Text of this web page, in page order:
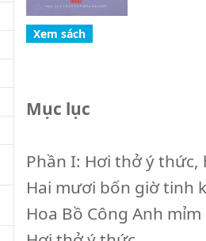
Mục lục
Phần I: Hơi thở ý
Hai mươi bốn giờ tinh
Hoa Bồ Công Anh